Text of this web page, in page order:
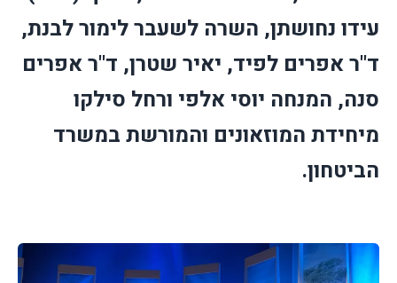
עידו נחושתן, השרה לשעבר לימור לבנת,
ד"ר אפרים לפיד, יאיר שטרן, ד"ר אפרים
סנה, המנחה יוסי אלפי ורחל סילקו
מיחידת המוזאונים והמורשת במשרד
הביטחון.